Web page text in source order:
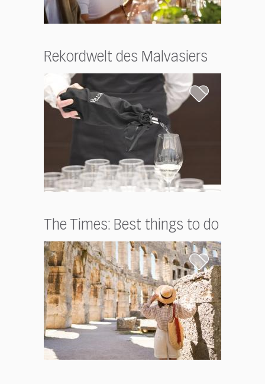
Rekordwelt des Malvasiers
The Times: Best things to do